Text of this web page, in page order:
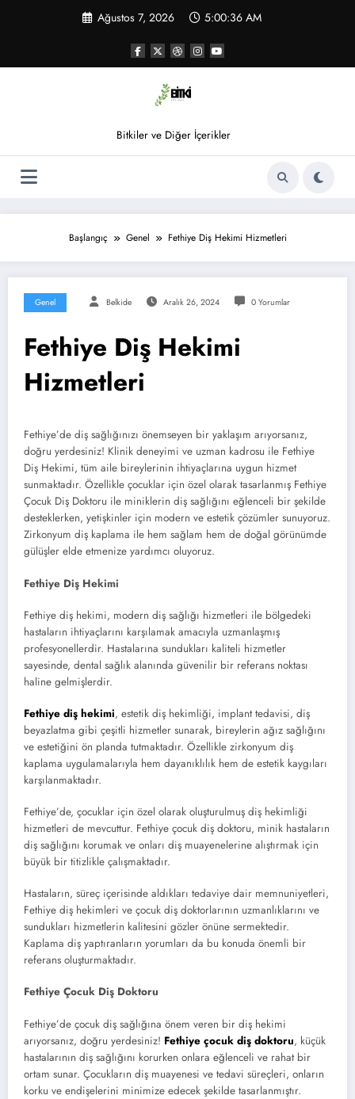
Ağustos 7, 2026 5:00:36 AM
Bitkiler ve Diğer İçerikler
Başlangıç Genel Fethiye Diş Hekimi Hizmetleri
Genel Belkide Aralık 26, 2024 0 Yorumlar
Fethiye Diş Hekimi
Hizmetleri
Fethiye’de diş sağlığınızı önemseyen bir yaklaşım arıyorsanız,
doğru yerdesiniz! Klinik deneyimi ve uzman kadrosu ile Fethiye
Diş Hekimi, tüm aile bireylerinin ihtiyaçlarına uygun hizmet
sunmaktadır. Özellikle çocuklar için özel olarak tasarlanmış Fethiye
Çocuk Diş Doktoru ile miniklerin diş sağlığını eğlenceli bir şekilde
desteklerken, yetişkinler için modern ve estetik çözümler sunuyoruz.
Zirkonyum diş kaplama ile hem sağlam hem de doğal görünümde
gülüşler elde etmenize yardımcı oluyoruz.
Fethiye Diş Hekimi
Fethiye diş hekimi, modern diş sağlığı hizmetleri ile bölgedeki
hastaların ihtiyaçlarını karşılamak amacıyla uzmanlaşmış
profesyonellerdir. Hastalarına sundukları kaliteli hizmetler
sayesinde, dental sağlık alanında güvenilir bir referans noktası
haline gelmişlerdir.
Fethiye diş hekimi, estetik diş hekimliği, implant tedavisi, diş
beyazlatma gibi çeşitli hizmetler sunarak, bireylerin ağız sağlığını
ve estetiğini ön planda tutmaktadır. Özellikle zirkonyum diş
kaplama uygulamalarıyla hem dayanıklılık hem de estetik kaygıları
karşılanmaktadır.
Fethiye’de, çocuklar için özel olarak oluşturulmuş diş hekimliği
hizmetleri de mevcuttur. Fethiye çocuk diş doktoru, minik hastaların
diş sağlığını korumak ve onları diş muayenelerine alıştırmak için
büyük bir titizlikle çalışmaktadır.
Hastaların, süreç içerisinde aldıkları tedaviye dair memnuniyetleri,
Fethiye diş hekimleri ve çocuk diş doktorlarının uzmanlıklarını ve
sundukları hizmetlerin kalitesini gözler önüne sermektedir.
Kaplama diş yaptıranların yorumları da bu konuda önemli bir
referans oluşturmaktadır.
Fethiye Çocuk Diş Doktoru
Fethiye’de çocuk diş sağlığına önem veren bir diş hekimi
arıyorsanız, doğru yerdesiniz! Fethiye çocuk diş doktoru, küçük
hastalarının diş sağlığını korurken onlara eğlenceli ve rahat bir
ortam sunar. Çocukların diş muayenesi ve tedavi süreçleri, onların
korku ve endişelerini minimize edecek şekilde tasarlanmıştır.